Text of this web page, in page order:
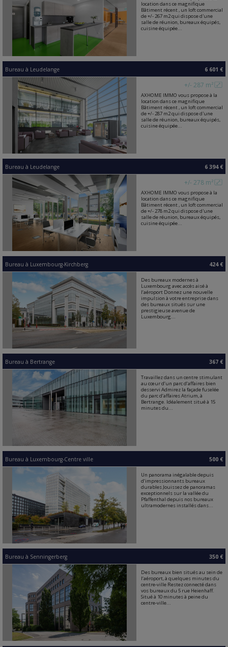
location dans ce magnifique
Bâtiment récent , un loft commercial
de +/- 267 m2 qui dispose d'une
salle de réunion, bureaux équipés,
cuisine équipée...
Bureau à Leudelange 6 601 €
+/- 287 m²
AXHOME IMMO vous propose à la
location dans ce magnifique
Bâtiment récent , un loft commercial
de +/- 287 m2 qui dispose d'une
salle de réunion, bureaux équipés,
cuisine équipée...
Bureau à Leudelange 6 394 €
+/- 278 m²
AXHOME IMMO vous propose à la
location dans ce magnifique
Bâtiment récent , un loft commercial
de +/- 278 m2 qui dispose d'une
salle de réunion, bureaux équipés,
cuisine équipée...
Bureau à Luxembourg-Kirchberg 424 €
Des bureaux modernes à
Luxembourg avec accès aisé à
l‘aéroport Donnez une nouvelle
impulsion à votre entreprise dans
des bureaux situés sur une
prestigieuse avenue de
Luxembourg...
Bureau à Bertrange 367 €
Travaillez dans un centre stimulant
au cœur d‘un parc d‘affaires bien
desservi Admirez la façade fuselée
du parc d‘affaires Atrium, à
Bertrange. Idéalement situé à 15
minutes du...
Bureau à Luxembourg-Centre ville 500 €
Un panorama inégalable depuis
d‘impressionnants bureaux
durables Jouissez de panoramas
exceptionnels sur la vallée du
Pfaffenthal depuis nos bureaux
ultramodernes installés dans...
Bureau à Senningerberg 350 €
Des bureaux bien situés au sein de
l‘aéroport, à quelques minutes du
centre-ville Restez connecté dans
vos bureaux du 5 rue Heienhaff.
Situé à 10 minutes à peine du
centre-ville...